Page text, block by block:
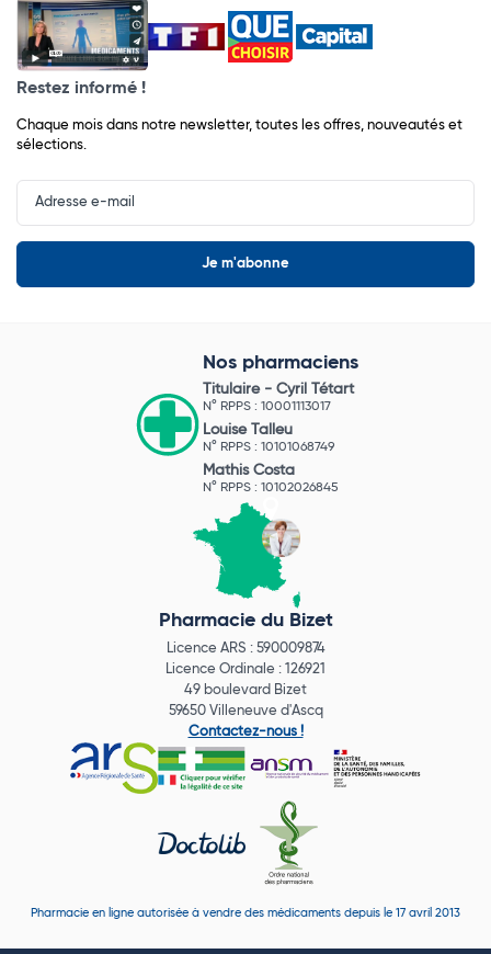
Restez informé !
Chaque mois dans notre newsletter, toutes les offres, nouveautés et
sélections.
Input
Newsletter
Nos pharmaciens
Titulaire - Cyril Tétart
N° RPPS : 10001113017
Louise Talleu
N° RPPS : 10101068749
Mathis Costa
N° RPPS : 10102026845
Pharmacie du Bizet
Licence ARS : 590009874
Licence Ordinale : 126921
49 boulevard Bizet
59650 Villeneuve d'Ascq
Contactez-nous !
Pharmacie en ligne autorisée à vendre des médicaments depuis le 17 avril 2013